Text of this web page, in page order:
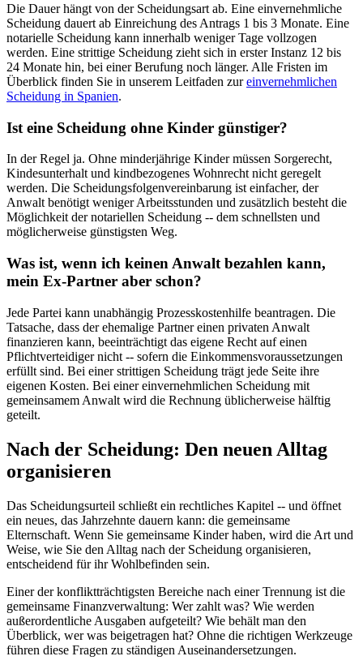
Die Dauer hängt von der Scheidungsart ab. Eine einvernehmliche
Scheidung dauert ab Einreichung des Antrags 1 bis 3 Monate. Eine
notarielle Scheidung kann innerhalb weniger Tage vollzogen
werden. Eine strittige Scheidung zieht sich in erster Instanz 12 bis
24 Monate hin, bei einer Berufung noch länger. Alle Fristen im
Überblick finden Sie in unserem Leitfaden zureinvernehmlichen
Scheidung in Spanien.
Ist eine Scheidung ohne Kinder günstiger?
In der Regel ja. Ohne minderjährige Kinder müssen Sorgerecht,
Kindesunterhalt und kindbezogenes Wohnrecht nicht geregelt
werden. Die Scheidungsfolgenvereinbarung ist einfacher, der
Anwalt benötigt weniger Arbeitsstunden und zusätzlich besteht die
Möglichkeit der notariellen Scheidung -- dem schnellsten und
möglicherweise günstigsten Weg.
Was ist, wenn ich keinen Anwalt bezahlen kann,
mein Ex-Partner aber schon?
Jede Partei kann unabhängig Prozesskostenhilfe beantragen. Die
Tatsache, dass der ehemalige Partner einen privaten Anwalt
finanzieren kann, beeinträchtigt das eigene Recht auf einen
Pflichtverteidiger nicht -- sofern die Einkommensvoraussetzungen
erfüllt sind. Bei einer strittigen Scheidung trägt jede Seite ihre
eigenen Kosten. Bei einer einvernehmlichen Scheidung mit
gemeinsamem Anwalt wird die Rechnung üblicherweise hälftig
geteilt.
Nach der Scheidung: Den neuen Alltag
organisieren
Das Scheidungsurteil schließt ein rechtliches Kapitel -- und öffnet
ein neues, das Jahrzehnte dauern kann: die gemeinsame
Elternschaft. Wenn Sie gemeinsame Kinder haben, wird die Art und
Weise, wie Sie den Alltag nach der Scheidung organisieren,
entscheidend für ihr Wohlbefinden sein.
Einer der konfliktträchtigsten Bereiche nach einer Trennung ist die
gemeinsame Finanzverwaltung: Wer zahlt was? Wie werden
außerordentliche Ausgaben aufgeteilt? Wie behält man den
Überblick, wer was beigetragen hat? Ohne die richtigen Werkzeuge
führen diese Fragen zu ständigen Auseinandersetzungen.